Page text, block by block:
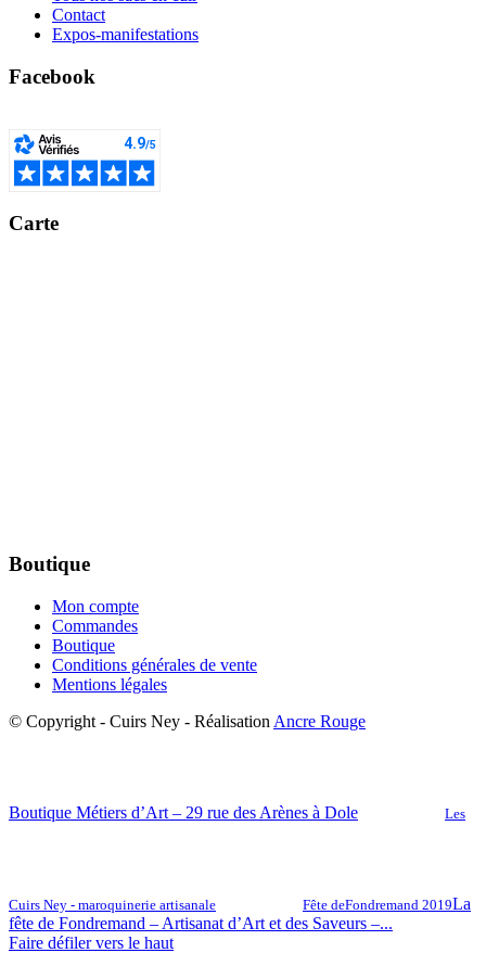
Contact
Expos-manifestations
Facebook
Carte
Boutique
Mon compte
Commandes
Boutique
Conditions générales de vente
Mentions légales
© Copyright - Cuirs Ney - Réalisation Ancre Rouge
Boutique Métiers d’Art – 29 rue des Arènes à Dole Les
Cuirs Ney - maroquinerie artisanale Fête deFondremand 2019La
fête de Fondremand – Artisanat d’Art et des Saveurs –...
Faire défiler vers le haut